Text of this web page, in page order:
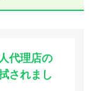
代理店の
されまし